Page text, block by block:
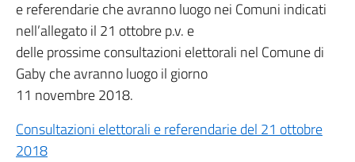
e referendarie che avranno luogo nei Comuni indicati
nell’allegato il 21 ottobre p.v. e
delle prossime consultazioni elettorali nel Comune di
Gaby che avranno luogo il giorno
11 novembre 2018.
Consultazioni elettorali e referendarie del 21 ottobre
2018